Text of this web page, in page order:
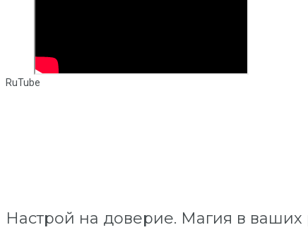
RuTube
Настрой на доверие. Магия в ваших